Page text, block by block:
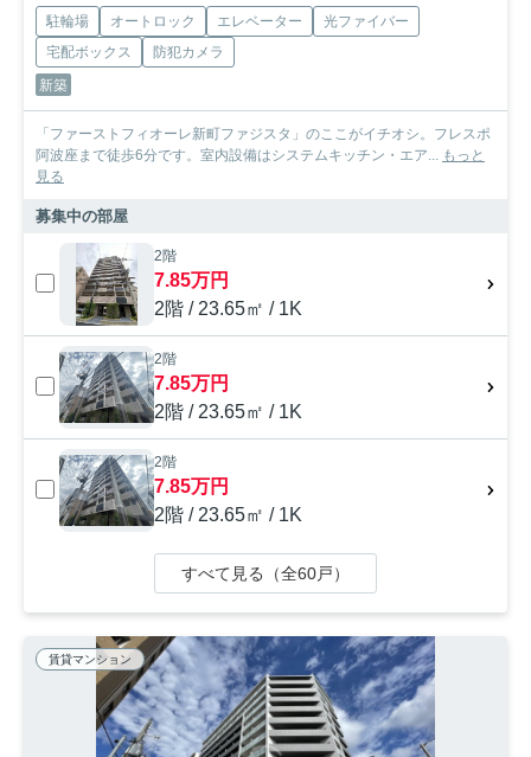
駐輪場 オートロック エレベーター
光ファイバー
宅配ボックス
防犯カメラ
新築
「ファーストフィオーレ新町ファジスタ」のここがイチオシ。フレスポ
阿波座まで徒歩6分です。室内設備はシステムキッチン・エア...
もっと
見る
募集中の部屋
2階
7.85万円
2階 / 23.65㎡ / 1K
2階
7.85万円
2階 / 23.65㎡ / 1K
2階
7.85万円
2階 / 23.65㎡ / 1K
すべて見る（全60戸）
賃貸マンション